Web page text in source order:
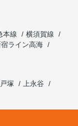
本線
横須賀線
ライン高海
塚
上永谷